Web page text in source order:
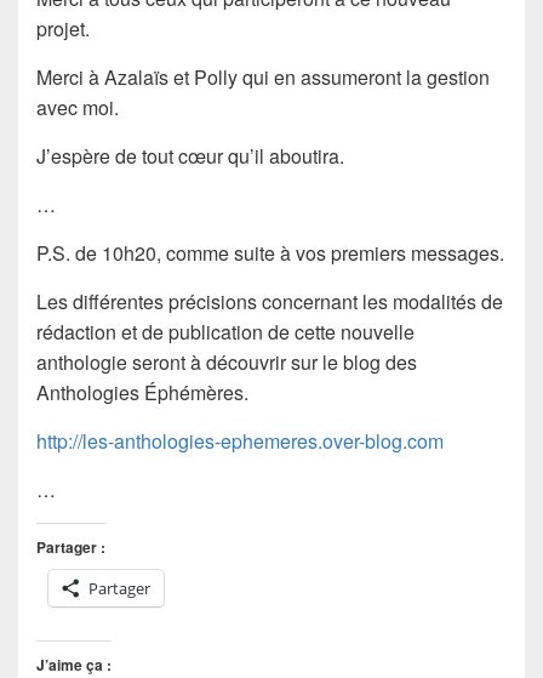
projet.
Merci à Azalaïs et Polly qui en assumeront la gestion
avec moi.
J’espère de tout cœur qu’il aboutira.
…
P.S. de 10h20, comme suite à vos premiers messages.
Les différentes précisions concernant les modalités de
rédaction et de publication de cette nouvelle
anthologie seront à découvrir sur le blog des
Anthologies Éphémères.
http://les-anthologies-ephemeres.over-blog.com
…
Partager :
Partager
J’aime ça :